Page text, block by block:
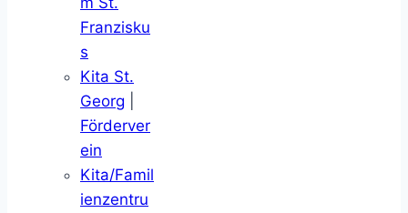
Franzisku
s
Kita St.
Georg
Förderver
ein
Kita/Famil
ienzentru